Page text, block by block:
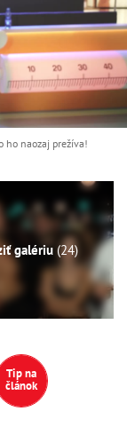
ho naozaj prežíva!
galériu (24)
Tip na
článok